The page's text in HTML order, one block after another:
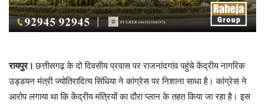
रायपुर।छत्तीसगढ़ के दो दिवसीय प्रवास पर राजनांदगांव पहुंचे केंद्रीय नागरिक
उड्डयन मंत्री ज्योतिरादित्य सिंधिया ने कांग्रेस पर निशाना साधा है। कांग्रेस ने
आरोप लगाया था कि केंद्रीय मंत्रियों का दौरा प्लान के तहत किया जा रहा है। इस